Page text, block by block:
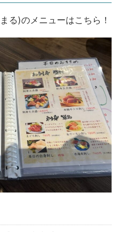
る)のメニューはこちら！